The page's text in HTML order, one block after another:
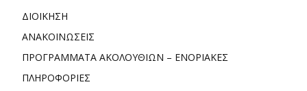
ΔΙΟΙΚΗΣΗ
ΑΝΑΚΟΙΝΩΣΕΙΣ
ΠΡΟΓΡΑΜΜΑΤΑ ΑΚΟΛΟΥΘΙΩΝ – ΕΝΟΡΙΑΚΕΣ
ΠΛΗΡΟΦΟΡΙΕΣ